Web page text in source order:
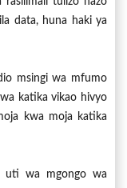
data, huna haki ya
msingi wa mfumo
katika vikao hivyo
kwa moja katika
uti wa mgongo wa